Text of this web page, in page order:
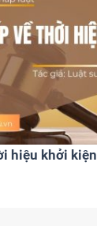
hiệu khởi kiện